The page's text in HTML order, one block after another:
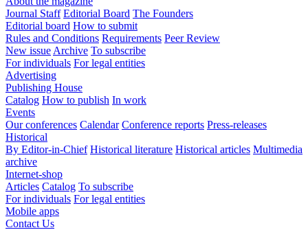
Journal Staff Editorial Board The Founders
Editorial board How to submit
Rules and Conditions Requirements Peer Review
New issue Archive To subscribe
For individuals For legal entities
Advertising
Publishing House
Catalog How to publish In work
Events
Our conferences Calendar Conference reports Press-releases
Historical
By Editor-in-Chief Historical literature Historical articles Multimedia
archive
Internet-shop
Articles Catalog To subscribe
For individuals For legal entities
Mobile apps
Contact Us